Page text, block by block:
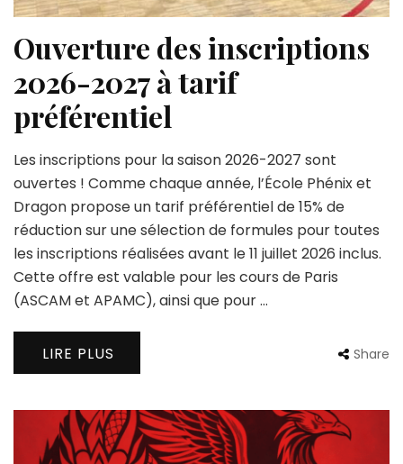
Ouverture des inscriptions
2026-2027 à tarif
préférentiel
Les inscriptions pour la saison 2026-2027 sont
ouvertes ! Comme chaque année, l’École Phénix et
Dragon propose un tarif préférentiel de 15% de
réduction sur une sélection de formules pour toutes
les inscriptions réalisées avant le 11 juillet 2026 inclus.
Cette offre est valable pour les cours de Paris
(ASCAM et APAMC), ainsi que pour …
LIRE PLUS Share